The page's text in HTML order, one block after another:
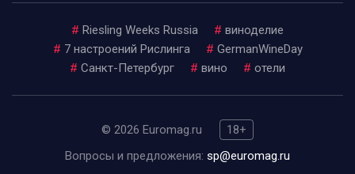
# Riesling Weeks Russia # виноделие
# 7 настроений Рислинга # GermanWineDay
# Санкт-Петербург # вино # отели
© 2026 Euromag.ru
18+
Вопросы и предложения: sp@euromag.ru